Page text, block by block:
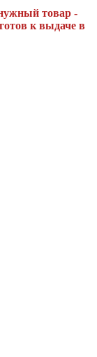
товар -
к выдаче в